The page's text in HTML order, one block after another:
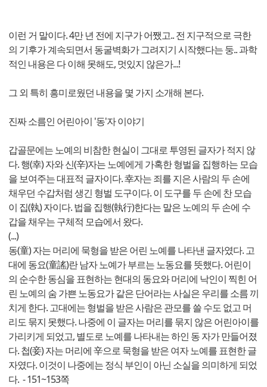
이런 거 말이다. 4만 년 전에 지구가 어쨌고.. 전 지구적으로 극한
의 기후가 계속되면서 동굴벽화가 그려지기 시작했다는 둥.. 과학
적인 내용은 다 이해 못해도, 멋있지 않은가...!
그 외 특히 흥미로웠던 내용을 몇 가지 소개해 본다.
진짜 소름인 어린아이 '동'자 이야기
갑골문에는 노예의 비참한 현실이 그대로 투영된 글자가 적지 않
다. 행(幸) 자와 신(辛)자는 노예에게 가혹한 형벌을 집행하는 모습
을 보여주는 대표적 글자이다. 幸자는 죄를 지은 사람의 두 손에
채우던 수갑처럼 생긴 형벌 도구이다. 이 도구를 두 손에 찬 모습
이 집(執) 자이다. 법을 집행(執行)한다는 말은 노예의 두 손에 수
갑을 채우는 구체적 모습에서 왔다.
(...)
동(童) 자는 머리에 묵형을 받은 어린 노예를 나타낸 글자였다. 고
대에 동요(童謠)란 남자 노예가 부르는 노동요를 뜻했다. 어린이
의 순수한 동심을 표현하는 현대의 동요와 머리에 낙인이 찍힌 어
린 노예의 숨 가쁜 노동요가 같은 단어라는 사실은 우리를 소름 끼
치게 한다. 고대에는 형벌을 받은 사람은 관모를 쓸 수도 없고 머
리도 묶지 못했다. 나중에 이 글자는 머리를 묶지 않은 어린아이를
가리키게 되었고, 별도로 노예를 나타내는 하인 동 자가 만들어졌
다. 첩(妾) 자는 머리에 辛으로 묵형을 받은 여자 노예를 표현한 글
자였다. 이것이 나중에는 정식 부인이 아닌 소실을 의미하게 되었
다. - 151~153쪽